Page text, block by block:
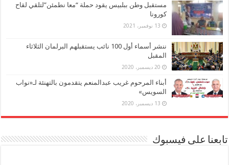
مستقبل وطن ببلبيس يقود حملة “معا نطمئن”لتلقي لقاح
كورونا
13 نوفمبر، 2021
ننشر أسماء أول 100 نائب يستقبلهم البرلمان الثلاثاء
المقبل
20 ديسمبر، 2020
أبناء المرحوم غريب عبدالمنعم يتقدمون بالتهنئة لـ«نواب
السويس»
13 ديسمبر، 2020
تابعنا على فيسبوك